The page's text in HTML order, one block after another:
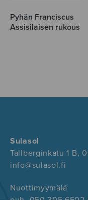
Pyhän Franciscus
Assisilaisen rukous
Sulasol
Tallberginkatu 1 B,
info@sulasol.fi
Nuottimyymälä